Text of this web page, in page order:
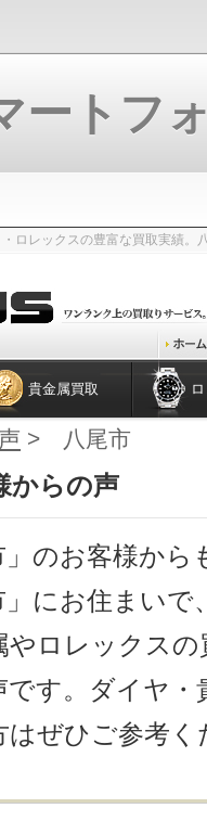
ートフ
ロレックスの豊富な買取実績。
貴金属買取
> 八尾市
からの声
」のお客様か
にお住まい
やロレックス
です。ダイヤ
はぜひご参考く